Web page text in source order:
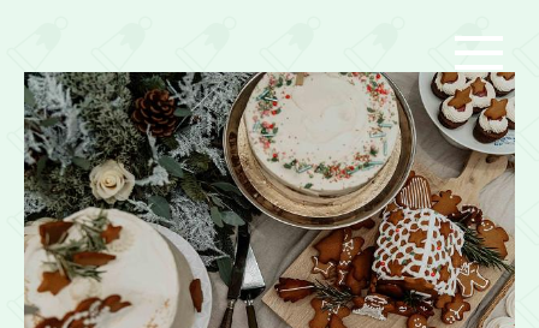
naar
de
inhoud
gaan